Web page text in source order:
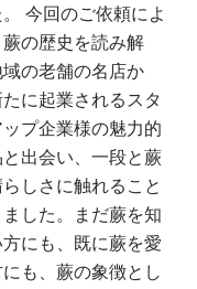
。 今回のご依頼によ
蕨の歴史を読み解
域の老舗の名店か
たに起業されるスタ
プ企業様の魅力的
出会い、一段と蕨
しさに触れること
した。まだ蕨を知
方にも、既に蕨を愛
も、蕨の象徴とし